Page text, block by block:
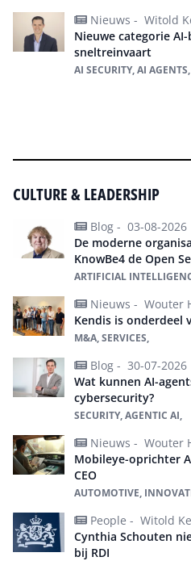
Nieuws - Witold
Nieuwe categorie
sneltreinvaart
AI SECURITY, AI
CULTURE & LEADERSHIP
Blog - 03-08-2026
De moderne
KnowBe4 de Open
ARTIFICIAL
Nieuws - Wouter
Kendis is onderdeel
M&A, SERVICES,
Blog - 30-07-2026
Wat kunnen AI-
cybersecurity?
SECURITY, AGENTIC AI,
Nieuws - Wouter
Mobileye-oprichter
CEO
AUTOMOTIVE,
People - Witold
Cynthia Schouten
bij RDI